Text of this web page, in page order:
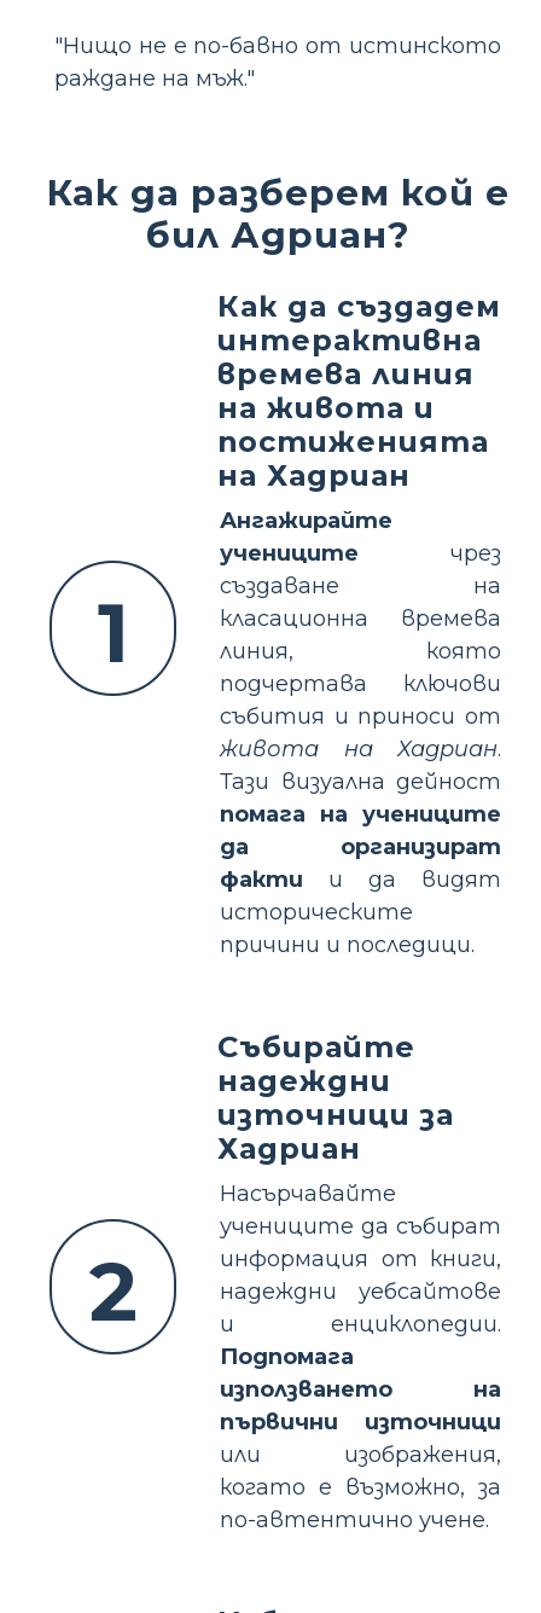
"Нищо не е по-бавно от истинското
раждане на мъж."
Как да разберем кой е
бил Адриан?
1
Как да създадем
интерактивна
времева линия
на живота и
постиженията
на Хадриан
Ангажирайте
учениците чрез
създаване на
класационна времева
линия, която
подчертава ключови
събития и приноси от
живота на Хадриан.
Тази визуална дейност
помага на учениците
да организират
факти и да видят
историческите
причини и последици.
2
Събирайте
надеждни
източници за
Хадриан
Насърчавайте
учениците да събират
информация от книги,
надеждни уебсайтове
и енциклопедии.
Подпомага
използването на
първични източници
или изображения,
когато е възможно, за
по-автентично учене.